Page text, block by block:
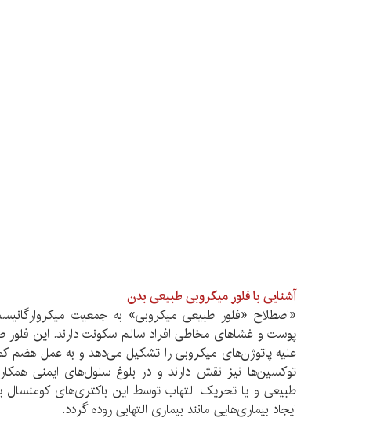
آشنایی با فلور میکروبی طبیعی بدن
«اصطلاح «فلور طبیعی میکروبی» به جمعیت
پوست و غشاهای مخاطی افراد سالم سکونت دارند. این
علیه پاتوژن‌های میکروبی را تشکیل می‌دهد و به عمل هضم
توکسین‌ها نیز نقش دارند و در بلوغ سلول‌های ایمنی
طبیعی و یا تحریک التهاب توسط این باکتری‌های کومنسال
ایجاد بیماری‌هایی مانند بیماری التهابی روده گردد.